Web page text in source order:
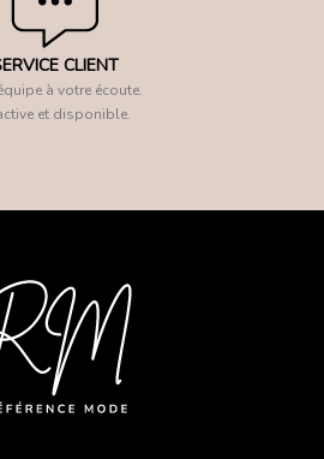
CLIENT
à votre écoute.
et disponible.